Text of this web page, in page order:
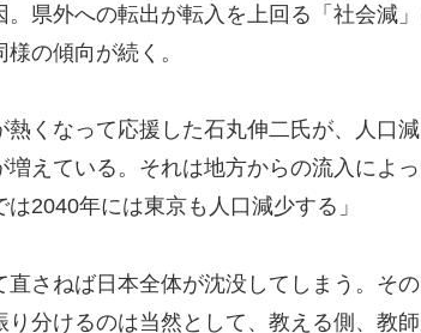
。県外への転出が転入を上回る「社会減
の傾向が続く。
くなって応援した石丸伸二氏が、人口
増えている。それは地方からの流入によ
2040年には東京も人口減少する」
直さねば日本全体が沈没してしまう。そ
り分けるのは当然として、教える側、教